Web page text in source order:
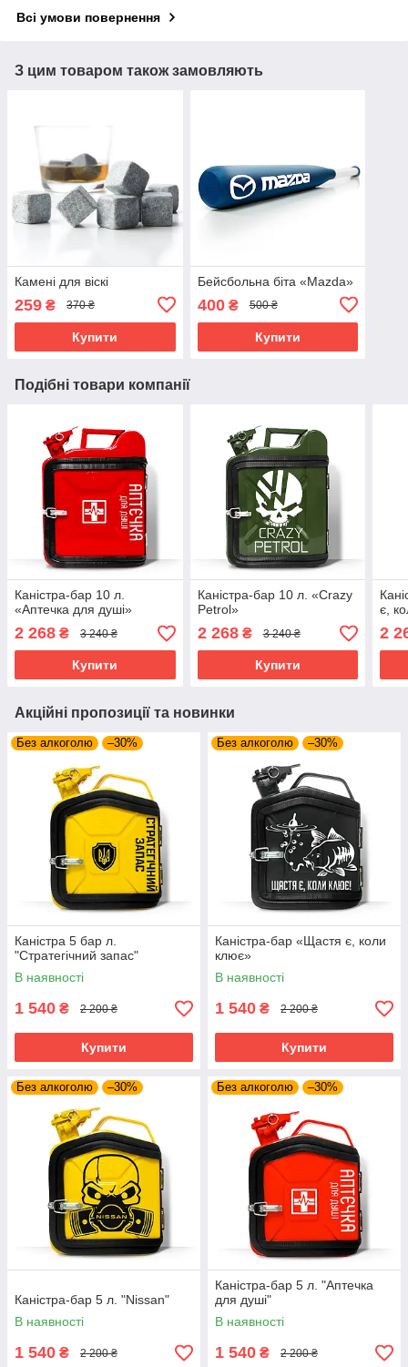
Всі умови повернення
З цим товаром також замовляють
Камені для віскі
259 ₴ 370 ₴
Купити
Бейсбольна біта «Mazda»
400₴ 500 ₴
Купити
Подібні товари компанії
Каністра-бар 10 л.
«Аптечка для душі»
2 268 ₴ 3 240 ₴
Купити
Каністра-бар 10 л. «Crazy
Petrol»
2 268₴ 3 240 ₴
Купити
є,
2
Акційні пропозиції та новинки
Без алкоголю –30%
Каністра 5 бар л.
"Стратегічний запас"
В наявності
1 540 ₴ 2 200 ₴
Купити
Без алкоголю –30%
Каністра-бар «Щастя є, коли
клює»
В наявності
1 540 ₴ 2 200 ₴
Купити
Без алкоголю –30%
Каністра-бар 5 л. "Nissan"
В наявності
1 540 ₴ 2 200 ₴
Без алкоголю –30%
Каністра-бар 5 л. "Аптечка
для душі"
В наявності
1 540 ₴ 2 200 ₴